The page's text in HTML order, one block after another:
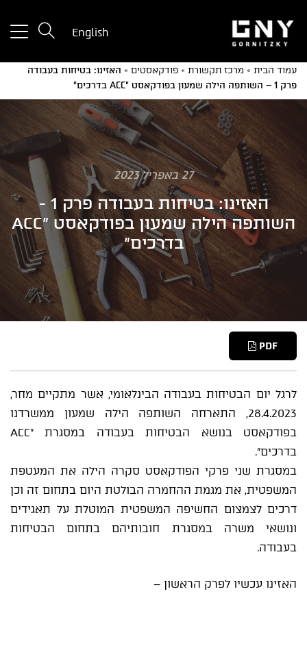
English
עמוד הבית » מרכז תקשורת » פודקאסטים » האזינו: בטיחות בעבודה
פרק 1 – השותפה הילה שמעון בפודקאסט "ACC בדרכים"
27 באפריל 2023
האזינו: בטיחות בעבודה פרק 1 -
השותפה הילה שמעון בפודקאסט "ACC
בדרכים"
PDF
לרגל יום הבטיחות בעבודה הבינלאומי, אשר מתקיים מחר,
28.4.2023, התארחה השותפה הילה שמעון ממשרדנו
בפודקאסט בנושא הבטיחות בעבודה במסגרת "ACC
בדרכים".
במסגרת שני פרקי הפודקאסט סקרה הילה את המעטפת
המשפטית, את מגמת ההחמרה הבולטת היום בתחום זה וכן
דרכים לצמצום החשיפה המשפטית המוטלת על תאגידים
ונושאי משרה במסגרת חובותיהם בתחום הבטיחות
בעבודה.
האזינו עכשיו לפרק הראשון –